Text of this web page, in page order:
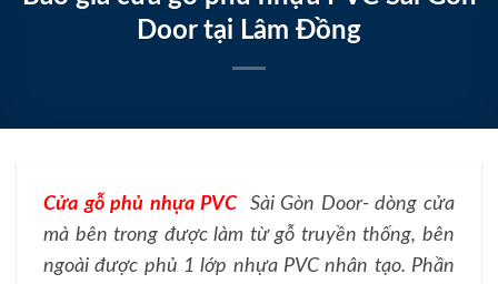
Door tại Lâm Đồng
Cửa gỗ phủ nhựa PVCSài Gòn Door- dòng cửa
mà bên trong được làm từ gỗ truyền thống, bên
ngoài được phủ 1 lớp nhựa PVC nhân tạo. Phần